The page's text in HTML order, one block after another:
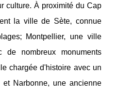
culture. À proximité du Cap
la ville de Sète, connue
Montpellier, une ville
de nombreux monuments
chargée d'histoire avec un
et Narbonne, une ancienne